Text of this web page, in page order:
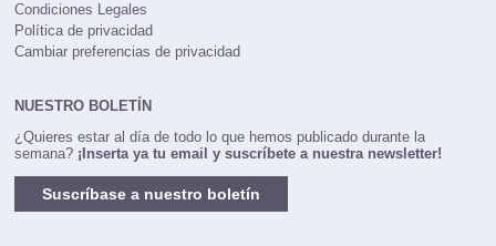
Condiciones Legales
Política de privacidad
Cambiar preferencias de privacidad
NUESTRO BOLETÍN
¿Quieres estar al día de todo lo que hemos publicado durante la
semana? ¡Inserta ya tu email y suscríbete a nuestra newsletter!
Suscríbase a nuestro boletín